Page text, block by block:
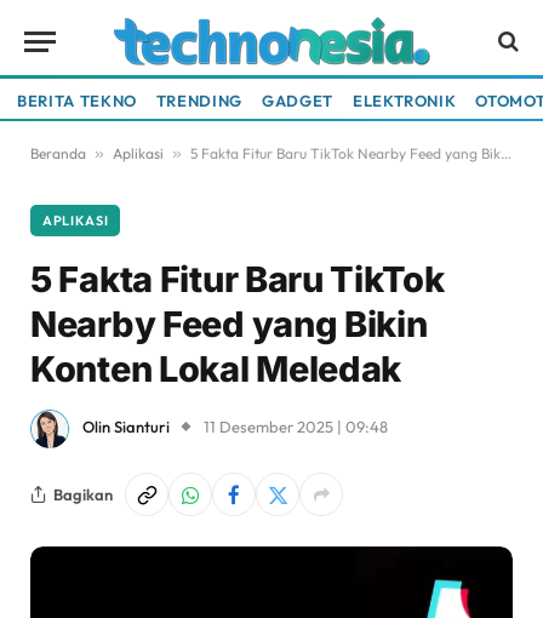
BERITA TEKNO TRENDING GADGET ELEKTRONIK
Beranda » Aplikasi » 5 Fakta Fitur Baru TikTok Nearby Feed yang Bikin Konten Lokal Meledak
APLIKASI
5 Fakta Fitur Baru TikTok
Nearby Feed yang Bikin
Konten Lokal Meledak
Olin Sianturi 11 Desember 2025 | 09:48
Bagikan